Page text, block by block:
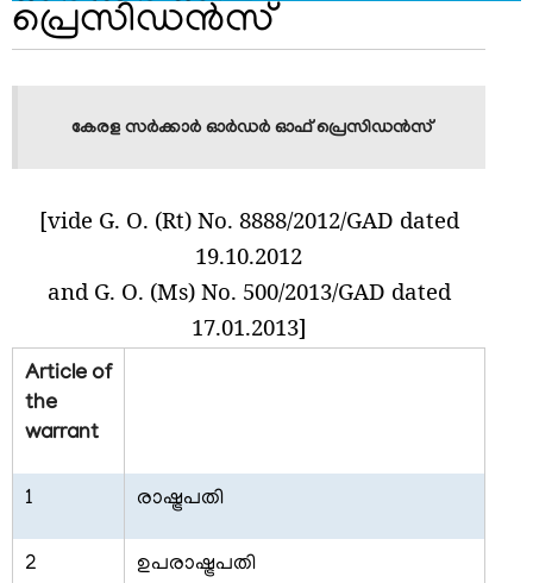
പ്രെസിഡൻസ്
കേരള സർക്കാർഓർഡർ ഓഫ് പ്രെസിഡൻസ്
[vide G. O. (Rt) No. 8888/2012/GAD dated
19.10.2012
and G. O. (Ms) No. 500/2013/GAD dated
17.01.2013]
Article of
the
warrant
1 രാഷ്ട്രപതി
2 ഉപരാഷ്ട്രപതി